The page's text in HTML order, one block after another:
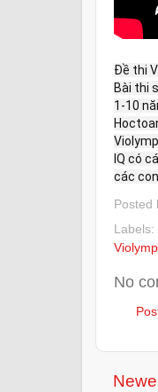
Đề thi
Bài thi
1-10
IQ có
các
Posted
Labels:
No